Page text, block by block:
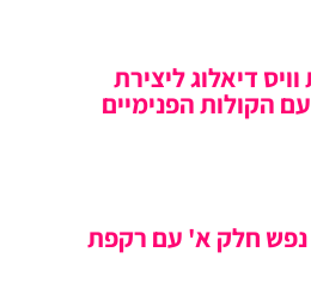
דיאלוג ליצירת
הקולות הפנימיים
נפש חלק א' עם רקפת